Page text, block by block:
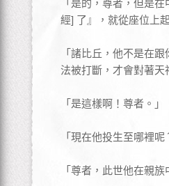
「是的，尊者，但是
經] 了』，就從座位上
「諸比丘，他不是在
法被打斷，才會對著天
「是這樣啊！尊者。
「現在他投生至哪裡
「尊者，此世他在親